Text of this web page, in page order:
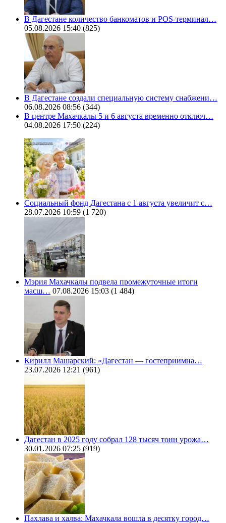
В Дагестане количество банкоматов и POS-терминал…
05.08.2026 15:40 (825)
В Дагестане создали специальную систему снабжени…
06.08.2026 08:56 (344)
В центре Махачкалы 5 и 6 августа временно отключ…
04.08.2026 17:50 (224)
Социальный фонд Дагестана с 1 августа увеличит с…
28.07.2026 10:59 (1 720)
Мэрия Махачкалы подвела промежуточные итоги
масш… 07.08.2026 15:03 (1 484)
Кирилл Машарский: «Дагестан — гостеприимна…
23.07.2026 12:21 (961)
Дагестан в 2025 году собрал 128 тысяч тонн урожа…
30.01.2026 07:25 (919)
Пахлава и халва: Махачкала вошла в десятку город…